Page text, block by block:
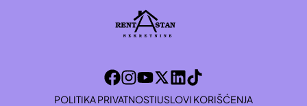
POLITIKA PRIVATNOSTIUSLOVI KORIŠĆENJA